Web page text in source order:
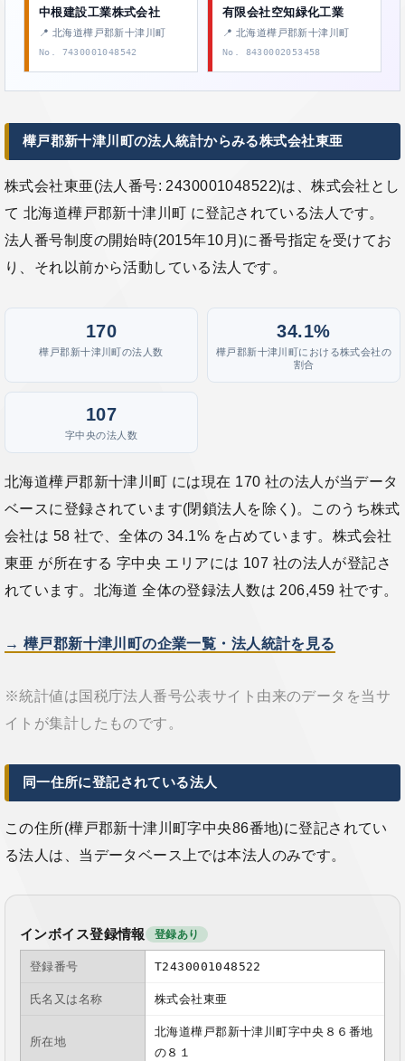
中根建設工業株式会社
📍 北海道樺戸郡新十津川町
No. 7430001048542
有限会社空知緑化工業
📍 北海道樺戸郡新十津川町
No. 8430002053458
樺戸郡新十津川町の法人統計からみる株式会社東亜
株式会社東亜(法人番号: 2430001048522)は、株式会社とし
て 北海道樺戸郡新十津川町 に登記されている法人です。
法人番号制度の開始時(2015年10月)に番号指定を受けてお
り、それ以前から活動している法人です。
170
樺戸郡新十津川町の法人数
34.1%
樺戸郡新十津川町における株式会社の
割合
107
字中央の法人数
北海道樺戸郡新十津川町 には現在 170 社の法人が当データ
ベースに登録されています(閉鎖法人を除く)。このうち株式
会社は 58 社で、全体の 34.1% を占めています。株式会社
東亜 が所在する 字中央 エリアには 107 社の法人が登記さ
れています。北海道 全体の登録法人数は 206,459 社です。
→ 樺戸郡新十津川町の企業一覧・法人統計を見る
※統計値は国税庁法人番号公表サイト由来のデータを当サ
イトが集計したものです。
同一住所に登記されている法人
この住所(樺戸郡新十津川町字中央86番地)に登記されてい
る法人は、当データベース上では本法人のみです。
インボイス登録情報 登録あり
登録番号 T2430001048522
氏名又は名称 株式会社東亜
所在地
北海道樺戸郡新十津川町字中央８６番地
の８１